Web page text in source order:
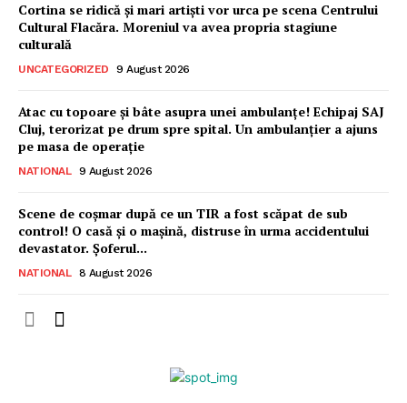
2de 2
Cortina se ridică și mari artiști vor urca pe scena Centrului
Cultural Flacăra. Moreniul va avea propria stagiune
culturală
UNCATEGORIZED 9 August 2026
Atac cu topoare și bâte asupra unei ambulanțe! Echipaj SAJ
Cluj, terorizat pe drum spre spital. Un ambulanțier a ajuns
pe masa de operație
NATIONAL 9 August 2026
Scene de coșmar după ce un TIR a fost scăpat de sub
control! O casă și o mașină, distruse în urma accidentului
devastator. Șoferul...
NATIONAL 8 August 2026